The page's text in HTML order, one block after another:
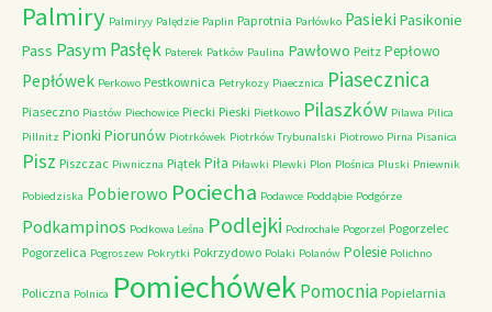
Palmiry Palmiryy Palędzie Paplin Paprotnia Parłówko Pasieki Pasikonie
Pass PasymPasłęk Paterek Patków Paulina Pawłowo Peitz Pepłowo
Pepłówek Perkowo Pestkownica Petrykozy Piaecznica Piasecznica
Piaseczno Piastów Piechowice Piecki Pieski Pietkowo Pilaszków Pilawa Pilica
Pillnitz Pionki Piorunów Piotrkówek Piotrków Trybunalski Piotrowo Pirna Pisanica
Pisz Piszczac Piwniczna Piątek Piła Piławki Plewki Plon Plośnica Pluski Pniewnik
Pobiedziska Pobierowo Pociecha Podawce Poddąbie Podgórze
Podkampinos Podkowa Leśna Podlejki Podrochale Pogorzel Pogorzelec
Pogorzelica Pogroszew Pokrytki Pokrzydowo Polaki Polanów Polesie Polichno
Policzna Polnica PomiechówekPomocnia Popielarnia